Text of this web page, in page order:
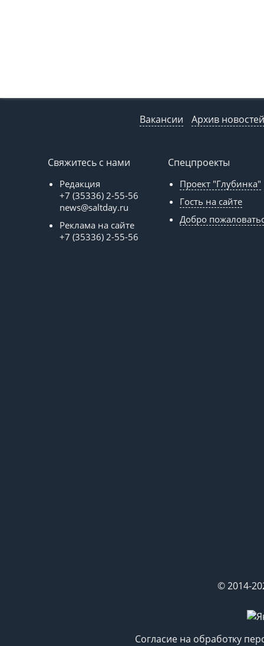
Вакансии Архив новостей
Свяжитесь с нами
Редакция
+7 (35336) 2-55-56
news@saltday.ru
Реклама на сайте
+7 (35336) 2-55-56
Спецпроекты
Проект "Глубинка"
Гость на сайте
Добро
© 2014-
Согласие на обработку